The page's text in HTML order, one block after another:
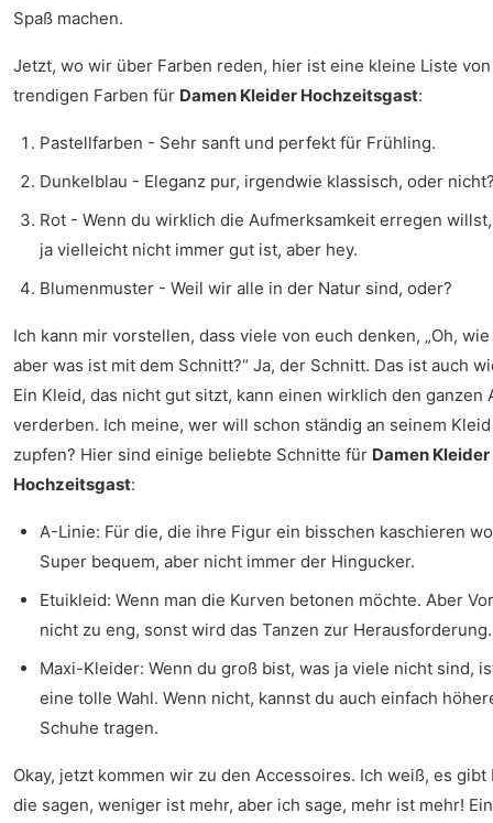
Spaß machen.
Jetzt, wo wir über Farben reden, hier ist eine kleine Liste von
trendigen Farben für Damen Kleider Hochzeitsgast:
Pastellfarben - Sehr sanft und perfekt für Frühling.
Dunkelblau - Eleganz pur, irgendwie klassisch, oder
Rot - Wenn du wirklich die Aufmerksamkeit erregen
ja vielleicht nicht immer gut ist, aber hey.
Blumenmuster - Weil wir alle in der Natur sind, oder?
Ich kann mir vorstellen, dass viele von euch denken, „Oh,
aber was ist mit dem Schnitt?“ Ja, der Schnitt. Das ist auch
Ein Kleid, das nicht gut sitzt, kann einen wirklich den ganzen
verderben. Ich meine, wer will schon ständig an seinem Kleid
zupfen? Hier sind einige beliebte Schnitte für Damen Kleider
Hochzeitsgast:
A-Linie: Für die, die ihre Figur ein bisschen kaschieren
Super bequem, aber nicht immer der Hingucker.
Etuikleid: Wenn man die Kurven betonen möchte. Aber
nicht zu eng, sonst wird das Tanzen zur Herausforderung.
Maxi-Kleider: Wenn du groß bist, was ja viele nicht sind,
eine tolle Wahl. Wenn nicht, kannst du auch einfach
Schuhe tragen.
Okay, jetzt kommen wir zu den Accessoires. Ich weiß, es gibt
die sagen, weniger ist mehr, aber ich sage, mehr ist mehr!